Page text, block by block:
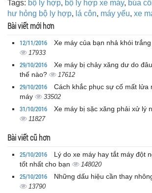
Tags: bộ ly hợp, bộ ly hợp xe máy, búa
hư hỏng bộ ly hợp, lá côn, máy yếu, xe
Bài viết mới hơn
12/11/2016 Xe máy của bạn nhả khói
17933
29/10/2016
Xe máy bị chảy xăng dư do
thế nào?
17612
29/10/2016
Cách khắc phục sự cố mất lửa
máy
33502
31/10/2016 Xe máy bị sặc xăng phải xử lý
11827
Bài viết cũ hơn
25/10/2016
Lý do xe máy hay tắt máy đột
tốt nhất cho bạn
148020
25/10/2016 Những dấu hiệu cần thay
13790